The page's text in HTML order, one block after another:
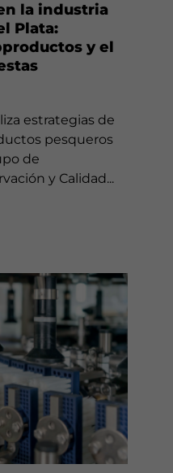
la industria
Plata:
y el
estrategias de
pesqueros
de
y Calidad...